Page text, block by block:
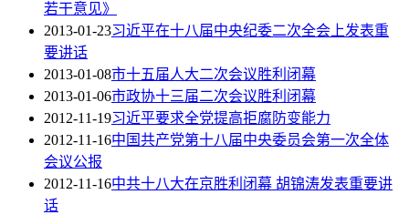
若干意见》
2013-01-23习近平在十八届中央纪委二次全会上发表重
要讲话
2013-01-08市十五届人大二次会议胜利闭幕
2013-01-06市政协十三届二次会议胜利闭幕
2012-11-19习近平要求全党提高拒腐防变能力
2012-11-16中国共产党第十八届中央委员会第一次全体
会议公报
2012-11-16中共十八大在京胜利闭幕 胡锦涛发表重要讲
话